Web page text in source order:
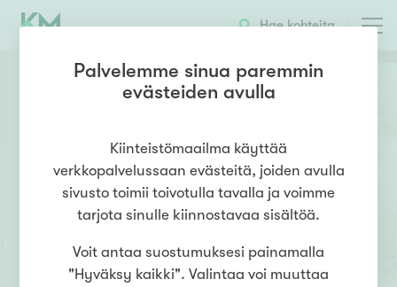
Hae kohteita
Emme löytäneet hakemaasi.
Palvelemme sinua paremmin
evästeiden avulla
Kiinteistömaailma käyttää
verkkopalvelussaan evästeitä, joiden avulla
sivusto toimii toivotulla tavalla ja voimme
tarjota sinulle kiinnostavaa sisältöä.
Voit antaa suostumuksesi painamalla
"Hyväksy kaikki". Valintaa voi muuttaa